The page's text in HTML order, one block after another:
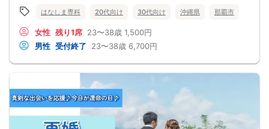
はなしま専科 20代向け 30代向け 沖縄県 那覇市
女性 残り1席 23〜38歳 1,500円
男性 受付終了 23〜38歳 6,700円